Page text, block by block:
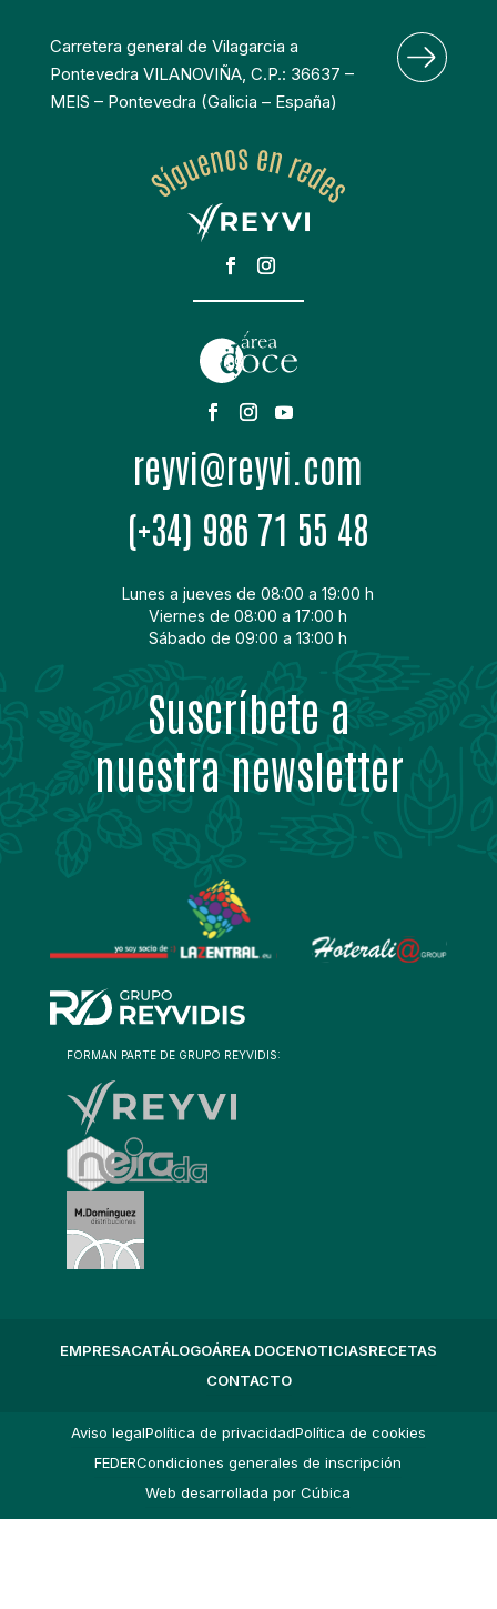
Carretera general de Vilagarcia a
Pontevedra VILANOVIÑA, C.P.: 36637 –
MEIS – Pontevedra (Galicia – España)
moc.ivyer@ivyer
(+34) 986 71 55 48
Lunes a jueves de 08:00 a 19:00 h
Viernes de 08:00 a 17:00 h
Sábado de 09:00 a 13:00 h
Suscríbete a
nuestra newsletter
EMPRESACATÁLOGOÁREA DOCENOTICIASRECETAS
CONTACTO
Aviso legalPolítica de privacidadPolítica de cookies
FEDERCondiciones generales de inscripción
Web desarrollada por Cúbica